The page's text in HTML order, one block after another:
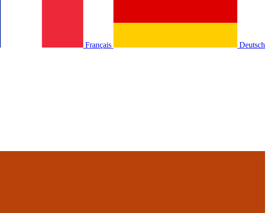
Français Deutsch